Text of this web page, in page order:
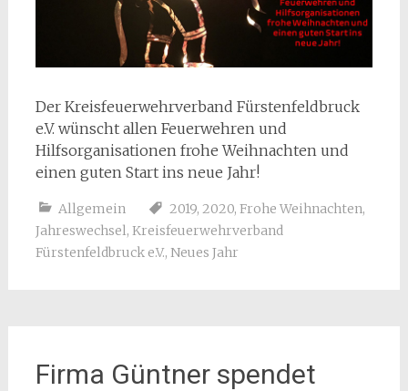
Der Kreisfeuerwehrverband Fürstenfeldbruck
e.V. wünscht allen Feuerwehren und
Hilfsorganisationen frohe Weihnachten und
einen guten Start ins neue Jahr!
Allgemein 2019, 2020, Frohe Weihnachten,
Jahreswechsel, Kreisfeuerwehrverband
Fürstenfeldbruck e.V., Neues Jahr
Firma Güntner spendet